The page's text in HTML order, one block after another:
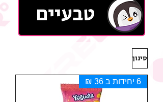
סינון
6 יחידות ב 36 ₪